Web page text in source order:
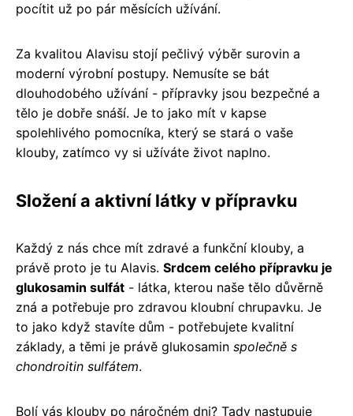
pocítit už po pár měsících užívání.
Za kvalitou Alavisu stojí pečlivý výběr surovin a
moderní výrobní postupy. Nemusíte se bát
dlouhodobého užívání - přípravky jsou bezpečné a
tělo je dobře snáší. Je to jako mít v kapse
spolehlivého pomocníka, který se stará o vaše
klouby, zatímco vy si užíváte život naplno.
Složení a aktivní látky v přípravku
Každý z nás chce mít zdravé a funkční klouby, a
právě proto je tu Alavis. Srdcem celého přípravku je
glukosamin sulfát - látka, kterou naše tělo důvěrně
zná a potřebuje pro zdravou kloubní chrupavku. Je
to jako když stavíte dům - potřebujete kvalitní
základy, a těmi je právě glukosamin společně s
chondroitin sulfátem.
Bolí vás klouby po náročném dni? Tady nastupuje